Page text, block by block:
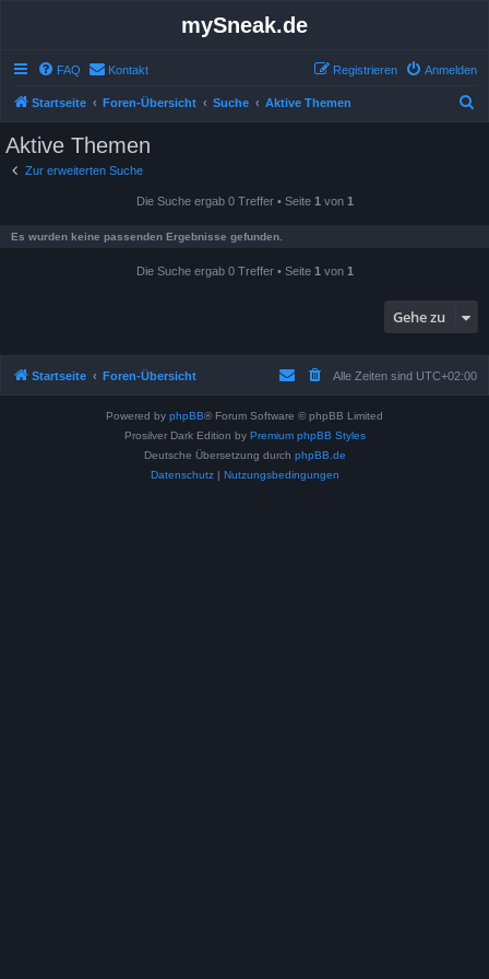
mySneak.de
FAQ Kontakt Anmelden
Registrieren
Startseite Foren-Übersicht Suche Aktive Themen
Aktive Themen
Zur erweiterten Suche
Die Suche ergab 0 Treffer • Seite 1 von 1
Es wurden keine passenden Ergebnisse gefunden.
Die Suche ergab 0 Treffer • Seite 1 von 1
Gehe zu
Startseite Foren-Übersicht Alle Zeiten sind UTC+02:00
Powered by phpBB® Forum Software © phpBB Limited
Prosilver Dark Edition by Premium phpBB Styles
Deutsche Übersetzung durch phpBB.de
Datenschutz| Nutzungsbedingungen